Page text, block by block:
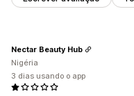
Nectar Beauty Hub
Nigéria
3 dias usando o app